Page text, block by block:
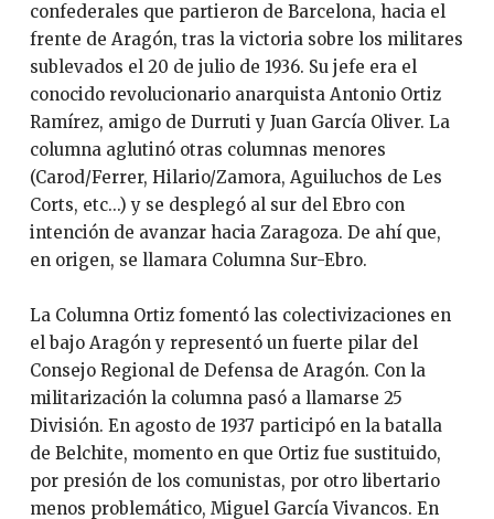
confederales que partieron de Barcelona, hacia el
frente de Aragón, tras la victoria sobre los militares
sublevados el 20 de julio de 1936. Su jefe era el
conocido revolucionario anarquista Antonio Ortiz
Ramírez, amigo de Durruti y Juan García Oliver. La
columna aglutinó otras columnas menores
(Carod/Ferrer, Hilario/Zamora, Aguiluchos de Les
Corts, etc...) y se desplegó al sur del Ebro con
intención de avanzar hacia Zaragoza. De ahí que,
en origen, se llamara Columna Sur-Ebro.
La Columna Ortiz fomentó las colectivizaciones en
el bajo Aragón y representó un fuerte pilar del
Consejo Regional de Defensa de Aragón. Con la
militarización la columna pasó a llamarse 25
División. En agosto de 1937 participó en la batalla
de Belchite, momento en que Ortiz fue sustituido,
por presión de los comunistas, por otro libertario
menos problemático, Miguel García Vivancos. En